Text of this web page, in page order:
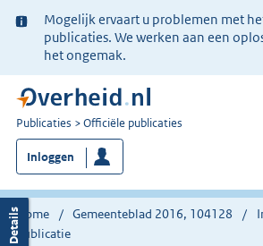
Ter
informatie:
Mogelijk ervaart u problemen met
publicaties. We werken aan een
het ongemak.
U
bent
nu
hier:
Publicaties Officiële publicaties
Inloggen
Home Gemeenteblad 2016, 104128
publicatie